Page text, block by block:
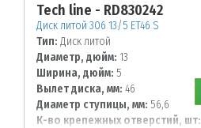
Tech line - RD830242
Диск литой 306 13/5 ET46 S
Тип: Диск литой
Диаметр, дюйм: 13
Ширина, дюйм: 5
Вылет диска, мм: 46
Диаметр ступицы, мм: 56,6
К-во крепежных отверстий, шт: